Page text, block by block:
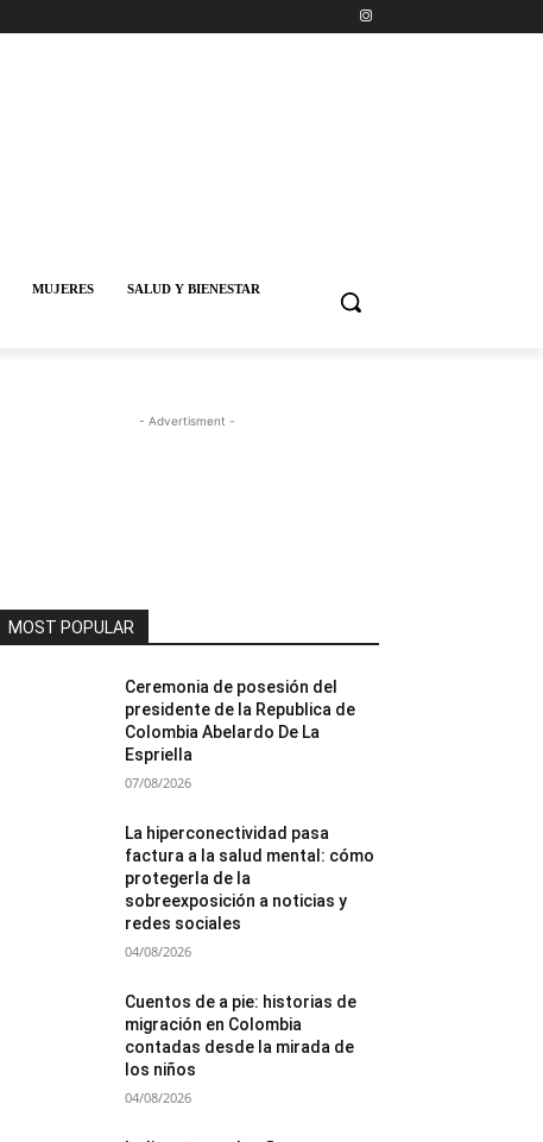
MUJERES
SALUD Y BIENESTAR
- Advertisment -
MOST POPULAR
Ceremonia de posesión del
presidente de la Republica de
Colombia Abelardo De La
Espriella
07/08/2026
La hiperconectividad pasa
factura a la salud mental: cómo
protegerla de la
sobreexposición a noticias y
redes sociales
04/08/2026
Cuentos de a pie: historias de
migración en Colombia
contadas desde la mirada de
los niños
04/08/2026